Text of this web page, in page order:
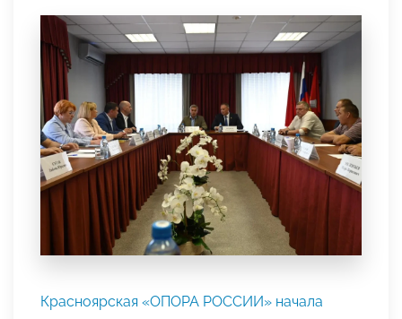
Красноярская «ОПОРА РОССИИ» начала